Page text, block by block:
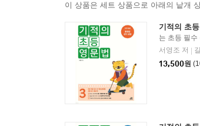
이 상품은 세트 상품으로 아래의 낱개
기적의 초
는 초등 필수
서영조 저
13,500원